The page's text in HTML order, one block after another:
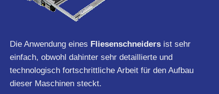
Die Anwendung eines Fliesenschneiders ist sehr
einfach, obwohl dahinter sehr detaillierte und
technologisch fortschrittliche Arbeit für den Aufbau
dieser Maschinen steckt.